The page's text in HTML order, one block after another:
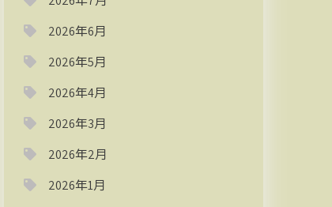
2026年6月
2026年5月
2026年4月
2026年3月
2026年2月
2026年1月